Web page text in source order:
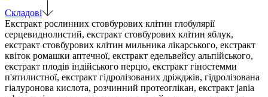
Bright
Protection
Cream
SPF
50+
PA++++
кількість
Складові
Екстракт рослинних стовбурових клітин глобулярії
серцевиднолистий, екстракт стовбурових клітин яблук,
екстракт стовбурових клітин мильника лікарського, екстракт
квіток ромашки аптечної, екстракт едельвейсу альпійського,
екстракт плодів індійського перцю, екстракт гіностемми
п'ятилистної, екстракт гідролізованих дріжджів, гідролізована
гіалуронова кислота, розчинний протеоглікан, екстракт jania